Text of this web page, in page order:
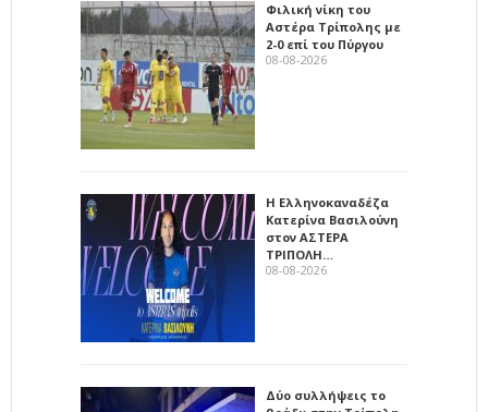
Φιλική νίκη του
Αστέρα Τρίπολης με
2-0 επί του Πύργου
08-08-2026
Η Ελληνοκαναδέζα
Κατερίνα Βασιλούνη
στον ΑΣΤΕΡΑ
ΤΡΙΠΟΛΗ…
08-08-2026
Δύο συλλήψεις το